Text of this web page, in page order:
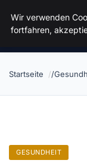
Luther In Bs
Startseite
GESUNDHEIT
Wir verwenden
fortfahren,